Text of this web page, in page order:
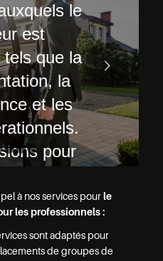
le
est
que la
la
et les
pour
SUITE
1 2 3 4 5 6
à nos services pour le
les professionnels :
sont adaptés pour
de groupes de